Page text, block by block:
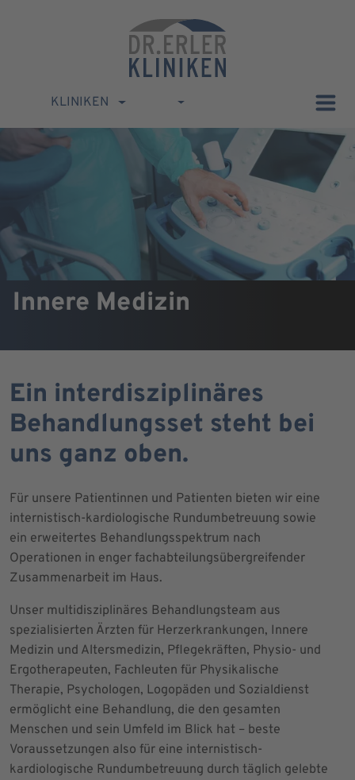
KLINIKEN
Innere Medizin
Ein interdisziplinäres
Behandlungsset steht bei
uns ganz oben.
Für unsere Patientinnen und Patienten bieten wir eine
internistisch-kardiologische Rundumbetreuung sowie
ein erweitertes Behandlungsspektrum nach
Operationen in enger fachabteilungsübergreifender
Zusammenarbeit im Haus.
Unser multidisziplinäres Behandlungsteam aus
spezialisierten Ärzten für Herzerkrankungen, Innere
Medizin und Altersmedizin, Pflegekräften, Physio- und
Ergotherapeuten, Fachleuten für Physikalische
Therapie, Psychologen, Logopäden und Sozialdienst
ermöglicht eine Behandlung, die den gesamten
Menschen und sein Umfeld im Blick hat – beste
Voraussetzungen also für eine internistisch-
kardiologische Rundumbetreuung durch täglich gelebte